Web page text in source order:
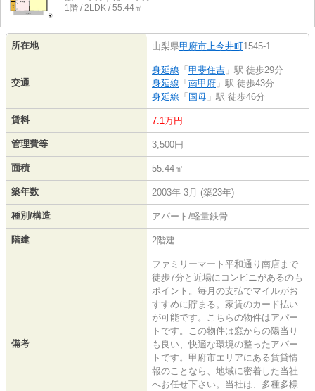
1階 / 2LDK / 55.44㎡
所在地 山梨県甲府市上今井町1545-1
交通
身延線 「 甲斐住吉 」駅 徒歩29分
身延線 「 南甲府 」駅 徒歩43分
身延線 「 国母 」駅 徒歩46分
賃料 7.1万円
管理費等 3,500円
面積 55.44㎡
築年数 2003年 3月 (築23年)
種別/構造 アパート/軽量鉄骨
階建 2階建
備考
ファミリーマート平和通り南店まで
徒歩7分と近場にコンビニがあるのも
ポイント。毎月の支払でマイルがお
すすめに貯まる。家賃のカード払い
が可能です。こちらの物件はアパー
トです。この物件は窓からの陽当り
も良い、快適な環境の整ったアパー
トです。甲府市エリアにある賃貸情
報のことなら、地域に密着した当社
へお任せ下さい。当社は、多種多様